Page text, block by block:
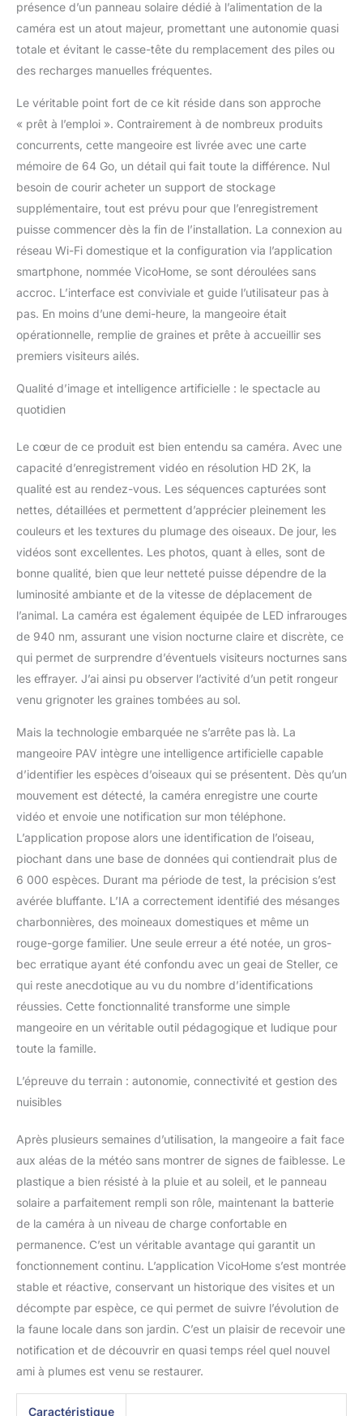
support à suif et 1 boîte à
gelée, parfaite pour
attirer les colibris, les
Avec un microphone et
un haut-parleur intégrés,
vous pouvez écouter le
dissuader doucement les
écureuils directement
depuis l'application Carte
de stockage de 64 Go
des vidéos : livrée avec
une carte mémoire de 64
Go qui stocke plus de 40
000 clips vidéo
automatiques de 10
secondes (stockage
disponibles via
résiste au soleil, au vent,
à la pluie et à la neige.
réseau faible, vous
pouvez retirer la carte et
exporter les vidéos
téléchargées
automatiquement
Alimentation solaire avec
longue durée de vie de la
batterie : alimentée par
une batterie rechargeable
panneau solaire réglable
qui s'incline vers le soleil,
la mangeoire à oiseaux
minimale. L'antenne 5dB
assure une forte
connexion au Wi-Fi 2,4
GHz (5 GHz non pris en
charge). Ne vous
inquiétez plus de la perte
de signal et manquez les
beaux moments des
oiseaux 【Cadeau parfait
pour les amoureux de la
nature】Partagez la joie
avec jusqu'à 4 membres
de la famille via
facilement de
charmantes pinces à
oiseaux sur les réseaux
sociaux. Un cadeau idéal
d'oiseaux, cette
mangeoire à oiseaux
merveilles de la nature :
suscitant des
conversations et des
chaque jour
présence d’un panneau solaire dédié à l’alimentation de la
caméra est un atout majeur, promettant une autonomie quasi
totale et évitant le casse-tête du remplacement des piles ou
des recharges manuelles fréquentes.
Le véritable point fort de ce kit réside dans son approche
« prêt à l’emploi ». Contrairement à de nombreux produits
concurrents, cette mangeoire est livrée avec une carte
mémoire de 64 Go, un détail qui fait toute la différence. Nul
besoin de courir acheter un support de stockage
supplémentaire, tout est prévu pour que l’enregistrement
puisse commencer dès la fin de l’installation. La connexion au
réseau Wi-Fi domestique et la configuration via l’application
smartphone, nommée VicoHome, se sont déroulées sans
accroc. L’interface est conviviale et guide l’utilisateur pas à
pas. En moins d’une demi-heure, la mangeoire était
opérationnelle, remplie de graines et prête à accueillir ses
premiers visiteurs ailés.
Qualité d’image et intelligence artificielle : le spectacle au
quotidien
Le cœur de ce produit est bien entendu sa caméra. Avec une
capacité d’enregistrement vidéo en résolution HD 2K, la
qualité est au rendez-vous. Les séquences capturées sont
nettes, détaillées et permettent d’apprécier pleinement les
couleurs et les textures du plumage des oiseaux. De jour, les
vidéos sont excellentes. Les photos, quant à elles, sont de
bonne qualité, bien que leur netteté puisse dépendre de la
luminosité ambiante et de la vitesse de déplacement de
l’animal. La caméra est également équipée de LED infrarouges
de 940 nm, assurant une vision nocturne claire et discrète, ce
qui permet de surprendre d’éventuels visiteurs nocturnes sans
les effrayer. J’ai ainsi pu observer l’activité d’un petit rongeur
venu grignoter les graines tombées au sol.
Mais la technologie embarquée ne s’arrête pas là. La
mangeoire PAV intègre une intelligence artificielle capable
d’identifier les espèces d’oiseaux qui se présentent. Dès qu’un
mouvement est détecté, la caméra enregistre une courte
vidéo et envoie une notification sur mon téléphone.
L’application propose alors une identification de l’oiseau,
piochant dans une base de données qui contiendrait plus de
6 000 espèces. Durant ma période de test, la précision s’est
avérée bluffante. L’IA a correctement identifié des mésanges
charbonnières, des moineaux domestiques et même un
rouge-gorge familier. Une seule erreur a été notée, un gros-
bec erratique ayant été confondu avec un geai de Steller, ce
qui reste anecdotique au vu du nombre d’identifications
réussies. Cette fonctionnalité transforme une simple
mangeoire en un véritable outil pédagogique et ludique pour
toute la famille.
L’épreuve du terrain : autonomie, connectivité et gestion des
nuisibles
Après plusieurs semaines d’utilisation, la mangeoire a fait face
aux aléas de la météo sans montrer de signes de faiblesse. Le
plastique a bien résisté à la pluie et au soleil, et le panneau
solaire a parfaitement rempli son rôle, maintenant la batterie
de la caméra à un niveau de charge confortable en
permanence. C’est un véritable avantage qui garantit un
fonctionnement continu. L’application VicoHome s’est montrée
stable et réactive, conservant un historique des visites et un
décompte par espèce, ce qui permet de suivre l’évolution de
la faune locale dans son jardin. C’est un plaisir de recevoir une
notification et de découvrir en quasi temps réel quel nouvel
ami à plumes est venu se restaurer.
Caractéristique